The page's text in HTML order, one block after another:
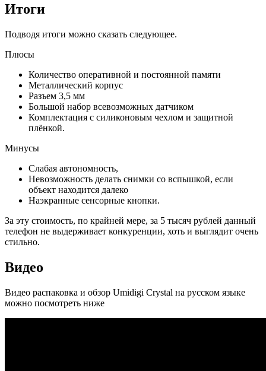
Итоги
Подводя итоги можно сказать следующее.
Плюсы
Количество оперативной и постоянной памяти
Металлический корпус
Разъем 3,5 мм
Большой набор всевозможных датчиком
Комплектация с силиконовым чехлом и защитной
плёнкой.
Минусы
Слабая автономность,
Невозможность делать снимки со вспышкой, если
объект находится далеко
Наэкранные сенсорные кнопки.
За эту стоимость, по крайней мере, за 5 тысяч рублей данный
телефон не выдерживает конкуренции, хоть и выглядит очень
стильно.
Видео
Видео распаковка и обзор Umidigi Crystal на русском языке
можно посмотреть ниже